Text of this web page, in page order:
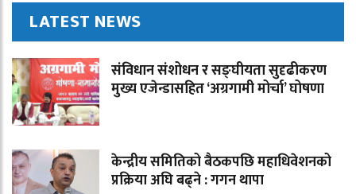
LATEST NEWS
संविधान संशोधन र सङ्घीयता सुदृढीकरण
मुख्य एजेन्डासहित ‘अग्रगामी मोर्चा’ घोषणा
केन्द्रीय समितिको बैठकपछि महाधिवेशनको
प्रक्रिया अघि बढ्ने : गगन थापा